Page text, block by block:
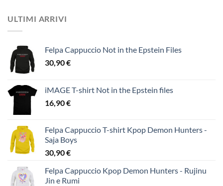
ULTIMI ARRIVI
Felpa Cappuccio Not in the Epstein Files
30,90€
iMAGE T-shirt Not in the Epstein files
16,90€
Felpa Cappuccio T-shirt Kpop Demon Hunters -
Saja Boys
30,90€
Felpa Cappuccio Kpop Demon Hunters - Rujinu
Jin e Rumi